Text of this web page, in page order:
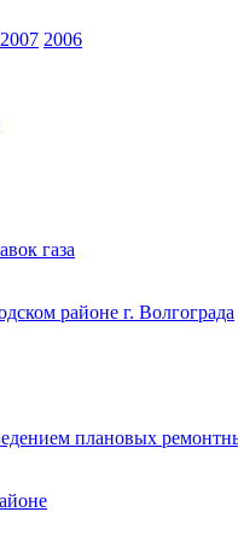
2007 2006
газа
районе г. Волгограда
плановых